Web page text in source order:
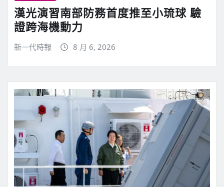
漢光演習南部防務首度推至小琉球 驗
證跨海機動力
新一代時報 8 月 6, 2026